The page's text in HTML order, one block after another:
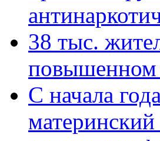
38 тыс.
повышенном
С начала